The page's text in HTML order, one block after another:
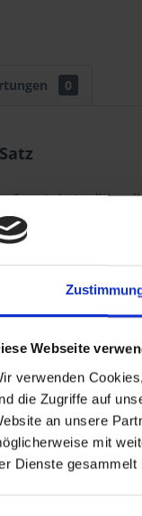
Webseite
verwenden
die Zugriffe auf
an unsere
mit
Dienste gesammelt
0
in
Produkt trägt
Halteplatten,
MAL
Auspuffendtöpfe,
BMW R 2V Boxer
R 60/7, R 60T, R
+ 18121233211 / 18-